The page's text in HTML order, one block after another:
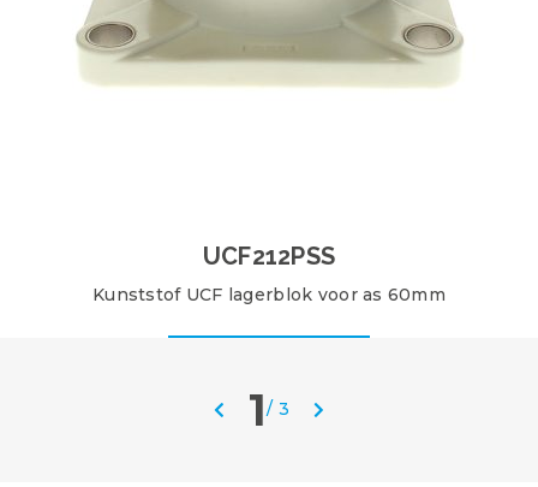
UCF212PSS
Kunststof UCF lagerblok voor as 60mm
1/ 3